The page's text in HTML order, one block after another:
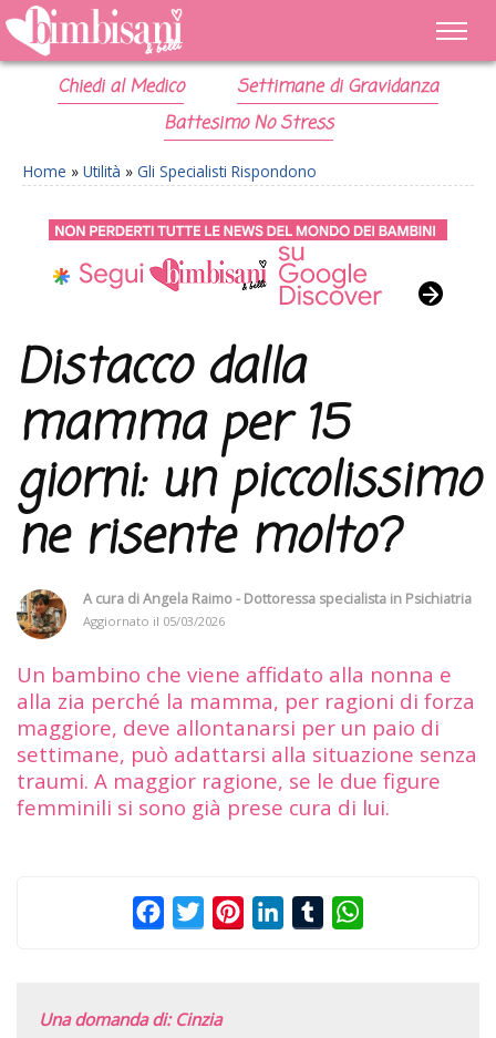
Chiedi al Medico
Settimane di Gravidanza
Battesimo No Stress
Home » Utilità » Gli Specialisti Rispondono
Distacco dalla
mamma per 15
giorni: un piccolissimo
ne risente molto?
A cura diAngela Raimo - Dottoressa specialista in Psichiatria
Aggiornato il 05/03/2026
Un bambino che viene affidato alla nonna e
alla zia perché la mamma, per ragioni di forza
maggiore, deve allontanarsi per un paio di
settimane, può adattarsi alla situazione senza
traumi. A maggior ragione, se le due figure
femminili si sono già prese cura di lui.
FacebookTwitterPinterestLinkedInTumblr
Una domanda di: Cinzia